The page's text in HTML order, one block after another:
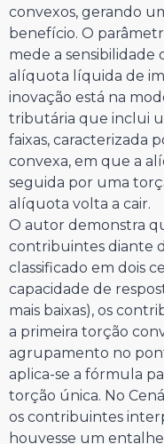
convexos, gerando
benefício. O
mede a sensibilidade
alíquota líquida de
inovação está na
tributária que inclui
faixas, caracterizada
convexa, em que a
seguida por uma
alíquota volta a cair.
O autor demonstra
contribuintes diante
classificado em dois
capacidade de
mais baixas), os
a primeira torção
agrupamento no
aplica-se a fórmula
torção única. No
os contribuintes
houvesse um